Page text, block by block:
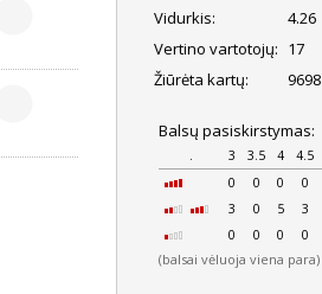
Vidurkis:
4.26
Vertino vartotojų: 17
Žiūrėta kartų:
9698
Balsų pasiskirstymas:
. 3 3.5 4 4.5
0
0 0 0
3
0 5 3
0
0 0 0
(balsai vėluoja viena para)